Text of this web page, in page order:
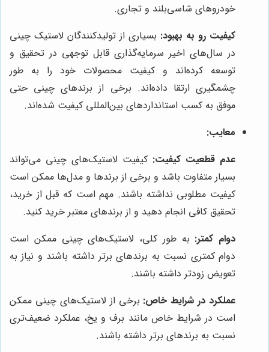
خودروهای شاسی‌بلند و تجاری.
کیفیت رو به بهبود: بسیاری از تولیدکنندگان لاستیک چینی
در سال‌های اخیر سرمایه‌گذاری قابل توجهی در تحقیق و
توسعه کرده‌اند و کیفیت محصولات خود را به طور
چشمگیری ارتقا داده‌اند. برخی از برندهای چینی حتی
موفق به کسب استانداردهای بین‌المللی کیفیت شده‌اند.
معایب:
عدم قطعیت کیفیت: کیفیت لاستیک‌های چینی می‌تواند
بسیار متفاوت باشد و برخی از برندها و مدل‌ها ممکن است
کیفیت مطلوبی نداشته باشند. مهم است که قبل از خرید،
تحقیق کافی انجام دهید و از برندهای معتبر خرید کنید.
دوام کمتر: به طور کلی، لاستیک‌های چینی ممکن است
دوام کمتری نسبت به برندهای برتر داشته باشند و نیاز به
تعویض زودتر داشته باشند.
عملکرد در شرایط خاص: برخی از لاستیک‌های چینی ممکن
است در شرایط خاص مانند برف و یخ، عملکرد ضعیف‌تری
نسبت به برندهای برتر داشته باشند.